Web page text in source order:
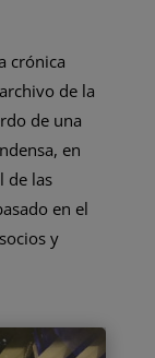
crónica
de la
de una
en
de las
en el
y